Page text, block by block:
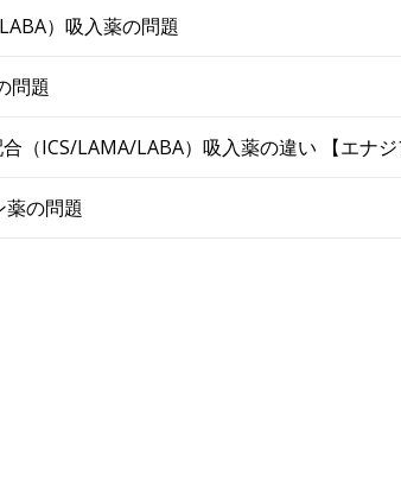
）吸入薬の問題
問題
（ICS/LAMA/LABA）吸入薬の違い 【エナジ
薬の問題